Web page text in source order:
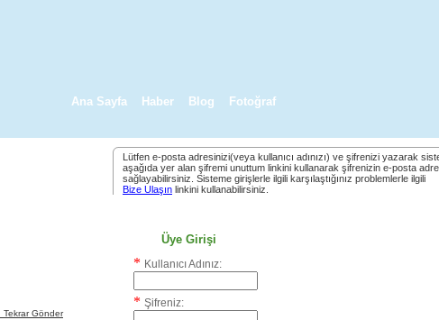
Ana Sayfa Haber Blog Fotoğraf
Tekrar Gönder
Lütfen e-posta adresinizi(veya kullanıcı adınızı) ve şifrenizi yazarak
aşağıda yer alan şifremi unuttum linkini kullanarak şifrenizin e-posta
sağlayabilirsiniz. Sisteme girişlerle ilgili karşılaştığınız problemlerle ilgili
Bize Ulaşın linkini kullanabilirsiniz.
Üye Girişi
* Kullanıcı Adınız:
* Şifreniz: